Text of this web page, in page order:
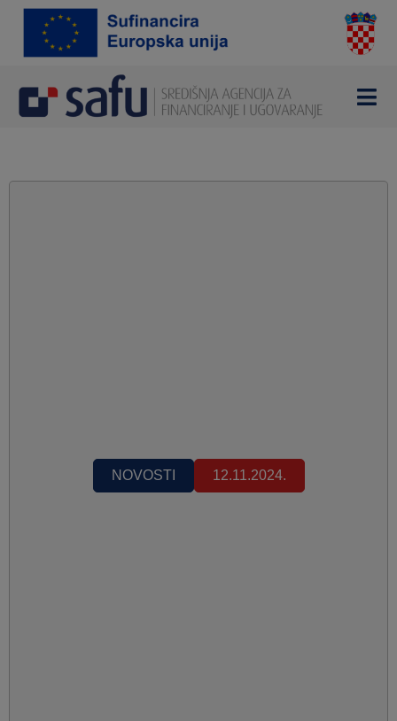
NOVOSTI 12.11.2024.